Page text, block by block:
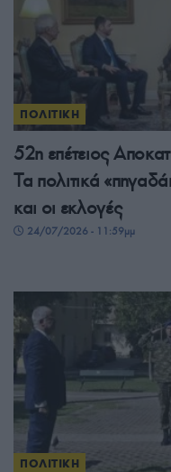
ΠΟΛΙΤΙΚΗ
52η επέτειος
Τα πολιτικά
και οι εκλογές
24/07/2026 - 11:59μμ
ΠΟΛΙΤΙΚΗ